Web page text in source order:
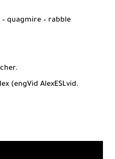
quagmire – rabble
(engVid AlexESLvid.